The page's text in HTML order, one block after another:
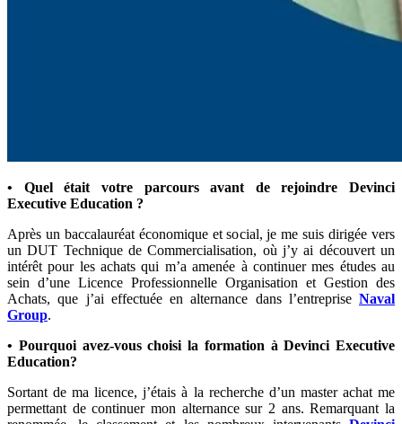
• Quel était votre parcours avant de rejoindre Devinci
Executive Education ?
Après un baccalauréat économique et social, je me suis dirigée vers
un DUT Technique de Commercialisation, où j’y ai découvert un
intérêt pour les achats qui m’a amenée à continuer mes études au
sein d’une Licence Professionnelle Organisation et Gestion des
Achats, que j’ai effectuée en alternance dans l’entreprise Naval
Group.
• Pourquoi avez-vous choisi la formation à Devinci Executive
Education?
Sortant de ma licence, j’étais à la recherche d’un master achat me
permettant de continuer mon alternance sur 2 ans. Remarquant la